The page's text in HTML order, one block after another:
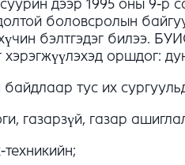
дээр 1995 оны 9-р
боловсролын
бэлтгэдэг билээ.
хэрэгжүүлэхэд оршдог:
тус их
газарзүй, газар